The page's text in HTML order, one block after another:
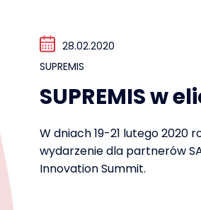
28.02.2020
SUPREMIS
SUPREMIS w
W dniach 19-21 lutego 2020
wydarzenie dla partnerów
Innovation Summit.